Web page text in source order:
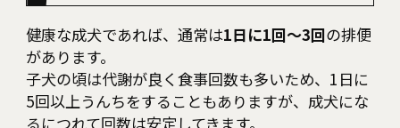
健康な成犬であれば、通常は1日に1回〜3回の排便
があります。
子犬の頃は代謝が良く食事回数も多いため、1日に
5回以上うんちをすることもありますが、成犬にな
るにつれて回数は安定してきます。